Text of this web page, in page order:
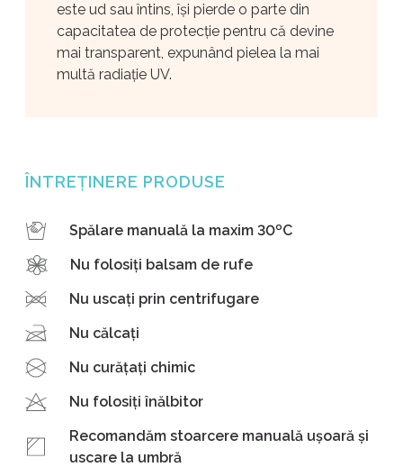
este ud sau întins, își pierde o parte din
capacitatea de protecție pentru că devine
mai transparent, expunând pielea la mai
multă radiație UV.
ÎNTREȚINERE PRODUSE
Spălare manuală la maxim 30ºC
Nu folosiți balsam de rufe
Nu uscați prin centrifugare
Nu călcați
Nu curățați chimic
Nu folosiți înălbitor
Recomandăm stoarcere manuală ușoară și
uscare la umbră